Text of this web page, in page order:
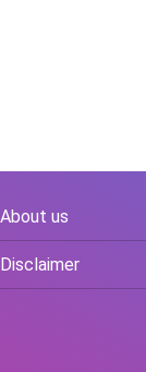
About us
Disclaimer